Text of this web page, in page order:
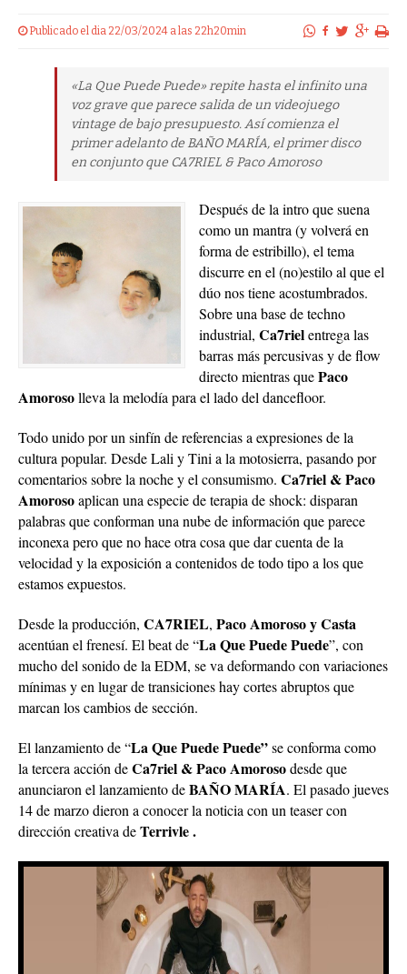
Publicado el dia 22/03/2024 a las 22h20min
«La Que Puede Puede» repite hasta el infinito una
voz grave que parece salida de un videojuego
vintage de bajo presupuesto. Así comienza el
primer adelanto de BAÑO MARÍA, el primer disco
en conjunto que CA7RIEL & Paco Amoroso
Después de la intro que suena
como un mantra (y volverá en
forma de estribillo), el tema
discurre en el (no)estilo al que el
dúo nos tiene acostumbrados.
Sobre una base de techno
industrial, Ca7rielentrega las
barras más percusivas y de flow
directo mientras quePaco
Amorosolleva la melodía para el lado del dancefloor.
Todo unido por un sinfín de referencias a expresiones de la
cultura popular. Desde Lali y Tini a la motosierra, pasando por
comentarios sobre la noche y el consumismo. Ca7riel & Paco
Amorosoaplican una especie de terapia de shock: disparan
palabras que conforman una nube de información que parece
inconexa pero que no hace otra cosa que dar cuenta de la
velocidad y la exposición a contenidos de todo tipo a los que
estamos expuestos.
Desde la producción, CA7RIEL, Paco Amoroso y Casta
acentúan el frenesí. El beat de “La Que Puede Puede”, con
mucho del sonido de la EDM, se va deformando con variaciones
mínimas y en lugar de transiciones hay cortes abruptos que
marcan los cambios de sección.
El lanzamiento de “La Que Puede Puede”se conforma como
la tercera acción deCa7riel & Paco Amorosodesde que
anunciaron el lanzamiento deBAÑO MARÍA. El pasado jueves
14 de marzo dieron a conocer la noticia con un teaser con
dirección creativa deTerrivle .